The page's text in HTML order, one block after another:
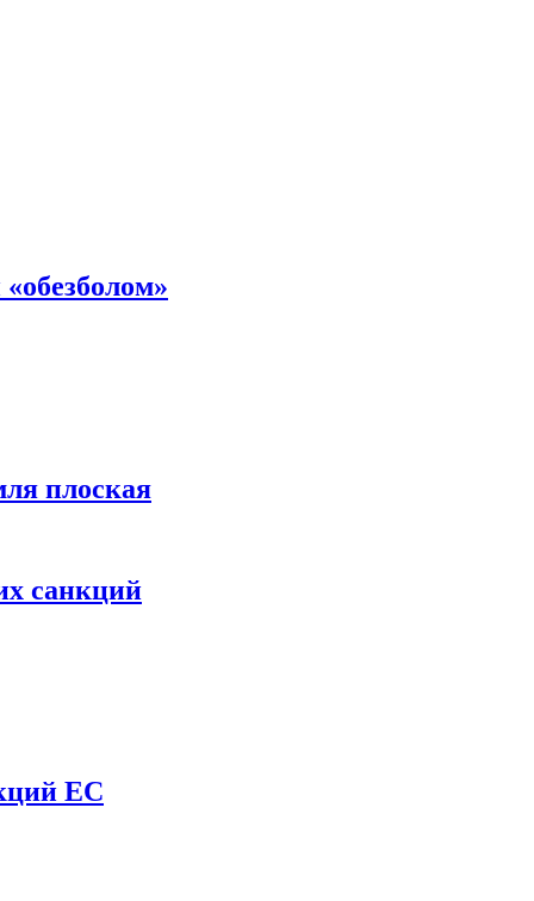
плоская
санкций
ЕС